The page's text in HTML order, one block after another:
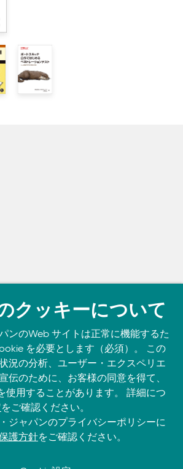
ーションテストラボの作成
ネトレーションテストラボ用のシェル環境
ックサーフェスの調査
査- パッシブ
パーティサービスを利用した調査
査- アクティブ
ドストレージの探索
ョンへの攻撃- 目的達成のための脆弱性
法1：漏洩パスワードの利用
法2：パスワードリスト攻撃
手法3：パスワードリセット機能の悪用
不備
スタディ
手法4：ユーザの個人情報窃取（横型）
法5：管理機能の悪用（縦型）
リソース参照機能の悪用
手法6：SQLインジェクション
and learn anywhere, anytime on your
クッキーについて
ンのWeb サイトは正常に機能するた
を必要とします（必須）。 この
況の分析、ユーザー・エクスペリエ
伝のために、お客様の同意を得て、
使用することがあります。 詳細につ
をご確認ください。
ジャパンのプライバシーポリシーに
護方針をご確認ください。